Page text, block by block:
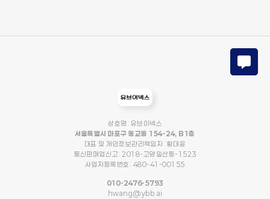
상호명: 유브이넥스
서울특별시 마포구 동교동 154-24, B1층
대표 및 개인정보관리책임자: 황대윤
통신판매업신고: 2018-고양일산동-1523
사업자등록번호: 480-41-00155
010-2476-5793
hwang@ybb.ai